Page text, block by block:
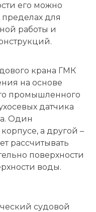
его можно
для
работы и
крана ГМК
на основе
промышленного
датчика
Один
а другой –
рассчитывать
поверхности
воды.
судовой